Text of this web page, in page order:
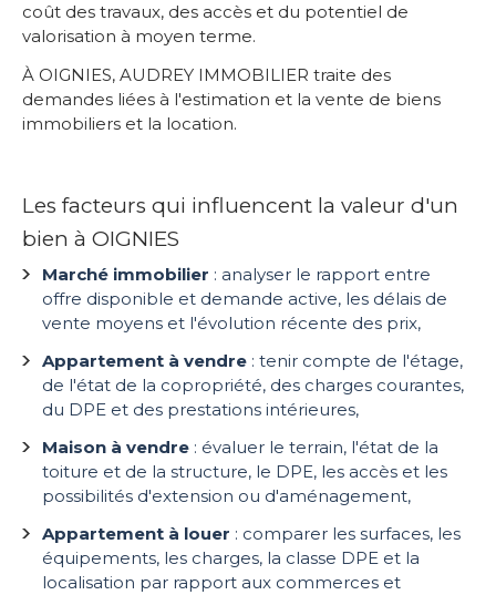
coût des travaux, des accès et du potentiel de
valorisation à moyen terme.
À OIGNIES, AUDREY IMMOBILIER traite des
demandes liées à l'estimation et la vente de biens
immobiliers et la location.
Les facteurs qui influencent la valeur d'un
bien à OIGNIES
Marché immobilier : analyser le rapport entre
offre disponible et demande active, les délais de
vente moyens et l'évolution récente des prix,
Appartement à vendre : tenir compte de l'étage,
de l'état de la copropriété, des charges courantes,
du DPE et des prestations intérieures,
Maison à vendre : évaluer le terrain, l'état de la
toiture et de la structure, le DPE, les accès et les
possibilités d'extension ou d'aménagement,
Appartement à louer : comparer les surfaces, les
équipements, les charges, la classe DPE et la
localisation par rapport aux commerces et